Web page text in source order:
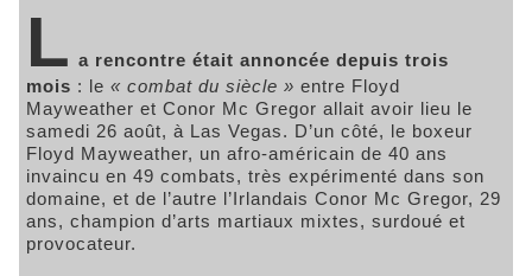
L a rencontre était annoncée depuis trois
mois : le « combat du siècle » entre Floyd
Mayweather et Conor Mc Gregor allait avoir lieu le
samedi 26 août, à Las Vegas. D’un côté, le boxeur
Floyd Mayweather, un afro-américain de 40 ans
invaincu en 49 combats, très expérimenté dans son
domaine, et de l’autre l’Irlandais Conor Mc Gregor, 29
ans, champion d’arts martiaux mixtes, surdoué et
provocateur.